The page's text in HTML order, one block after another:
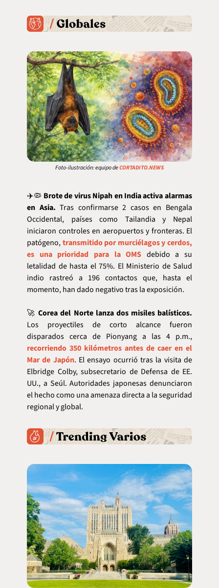
Foto-ilustración: equipo de CORTADITO.NEWS
✈️🦠 Brote de virus Nipah en India activa alarmas
en Asia. Tras confirmarse 2 casos en Bengala
Occidental, países como Tailandia y Nepal
iniciaron controles en aeropuertos y fronteras. El
patógeno, transmitido por murciélagos y cerdos,
es una prioridad para la OMS debido a su
letalidad de hasta el 75%. El Ministerio de Salud
indio rastreó a 196 contactos que, hasta el
momento, han dado negativo tras la exposición.
🚀 Corea del Norte lanza dos misiles balísticos.
Los proyectiles de corto alcance fueron
recorriendo 350 kilómetros antes de caer en el
Mar de Japón. El ensayo ocurrió tras la visita de
Elbridge Colby, subsecretario de Defensa de EE.
UU., a Seúl. Autoridades japonesas denunciaron
el hecho como una amenaza directa a la seguridad
regional y global.